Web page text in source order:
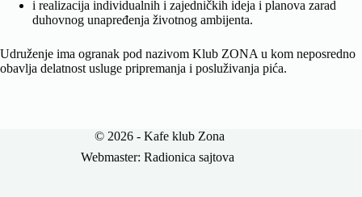
i realizacija individualnih i zajedničkih ideja i planova zarad
duhovnog unapređenja životnog ambijenta.
Udruženje ima ogranak pod nazivom Klub ZONA u kom neposredno
obavlja delatnost usluge pripremanja i posluživanja pića.
© 2026 - Kafe klub Zona
Webmaster:Radionica sajtova